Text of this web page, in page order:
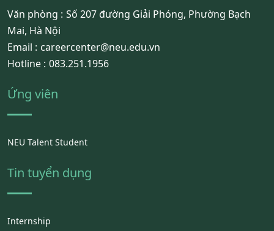
Văn phòng : Số 207 đường Giải Phóng, Phường Bạch
Mai, Hà Nội
Email : careercenter@neu.edu.vn
Hotline : 083.251.1956
Ứng viên
NEU Talent Student
Tin tuyển dụng
Internship